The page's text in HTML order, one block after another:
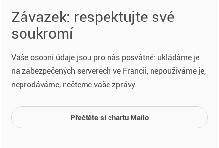
Závazek: respektujte své
soukromí
Vaše osobní údaje jsou pro nás posvátné: ukládáme je
na zabezpečených serverech ve Francii, nepoužíváme je,
neprodáváme, nečteme vaše zprávy.
Přečtěte si chartu Mailo